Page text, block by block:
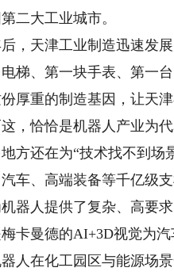
二大工业城市。
天津工业制造迅速发展
梯、第一块手表、第一
重的制造基因，让天津
，恰恰是机器人产业为
还在为“技术找不到场
车、高端装备等千亿级
器人提供了复杂、高要
曼德的AI+3D视觉为汽
人在化工园区与能源场